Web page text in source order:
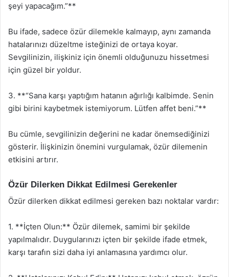
şeyi yapacağım.”**
Bu ifade, sadece özür dilemekle kalmayıp, aynı zamanda
hatalarınızı düzeltme isteğinizi de ortaya koyar.
Sevgilinizin, ilişkiniz için önemli olduğunuzu hissetmesi
için güzel bir yoldur.
3. **“Sana karşı yaptığım hatanın ağırlığı kalbimde. Senin
gibi birini kaybetmek istemiyorum. Lütfen affet beni.”**
Bu cümle, sevgilinizin değerini ne kadar önemsediğinizi
gösterir. İlişkinizin önemini vurgulamak, özür dilemenin
etkisini artırır.
Özür Dilerken Dikkat Edilmesi Gerekenler
Özür dilerken dikkat edilmesi gereken bazı noktalar vardır:
1. **İçten Olun:** Özür dilemek, samimi bir şekilde
yapılmalıdır. Duygularınızı içten bir şekilde ifade etmek,
karşı tarafın sizi daha iyi anlamasına yardımcı olur.